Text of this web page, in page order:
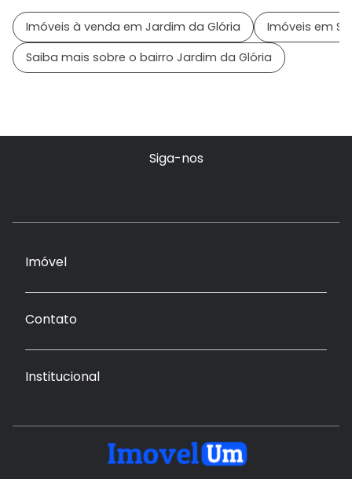
Imóveis à venda em Jardim da Glória
Imóveis em
Saiba mais sobre o bairro Jardim da Glória
Siga-nos
Imóvel
Contato
Institucional